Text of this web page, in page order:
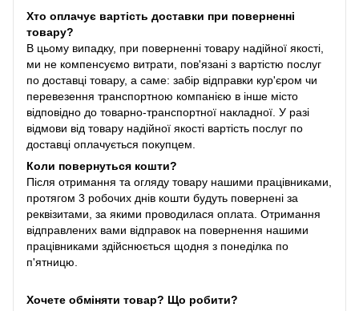
Хто оплачує вартість доставки при поверненні
товару?
В цьому випадку, при поверненні товару надійної якості,
ми не компенсуємо витрати, пов'язані з вартістю послуг
по доставці товару, а саме: забір відправки кур'єром чи
перевезення транспортною компанією в інше місто
відповідно до товарно-транспортної накладної. У разі
відмови від товару надійної якості вартість послуг по
доставці оплачується покупцем.
Коли повернуться кошти?
Після отримання та огляду товару нашими працівниками,
протягом 3 робочих днів кошти будуть повернені за
реквізитами, за якими проводилася оплата. Отримання
відправлених вами відправок на повернення нашими
працівниками здійснюється щодня з понеділка по
п'ятницю.
Хочете обміняти товар? Що робити?